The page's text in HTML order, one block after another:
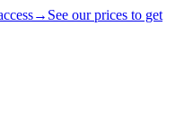
→ See our prices to get